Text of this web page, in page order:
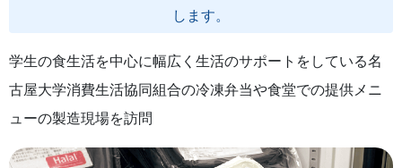
します。
学生の食生活を中心に幅広く生活のサポートをしている名
古屋大学消費生活協同組合の冷凍弁当や食堂での提供メニ
ューの製造現場を訪問